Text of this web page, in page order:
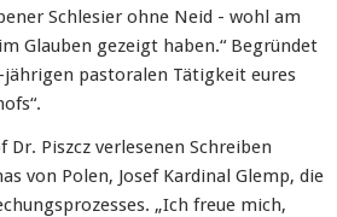
Schlesier ohne Neid - wohl am
Glauben gezeigt haben.“ Begründet
jährigen pastoralen Tätigkeit eures
Piszcz verlesenen Schreiben
von Polen, Josef Kardinal Glemp, die
„Ich freue mich,